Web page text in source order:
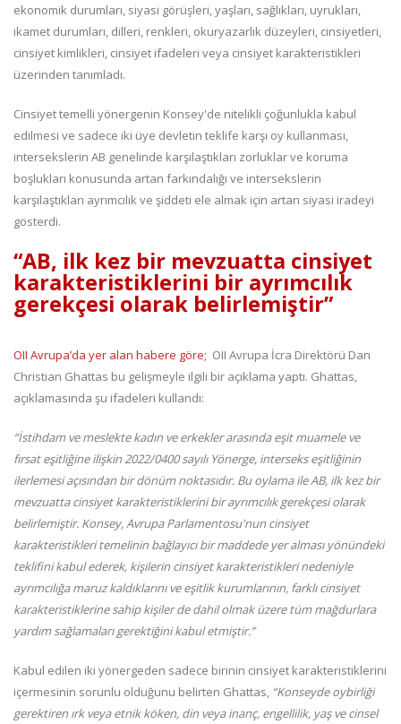
ekonomik durumları, siyasi görüşleri, yaşları, sağlıkları, uyrukları,
ikamet durumları, dilleri, renkleri, okuryazarlık düzeyleri, cinsiyetleri,
cinsiyet kimlikleri, cinsiyet ifadeleri veya cinsiyet karakteristikleri
üzerinden tanımladı.
Cinsiyet temelli yönergenin Konsey'de nitelikli çoğunlukla kabul
edilmesi ve sadece iki üye devletin teklife karşı oy kullanması,
intersekslerin AB genelinde karşılaştıkları zorluklar ve koruma
boşlukları konusunda artan farkındalığı ve intersekslerin
karşılaştıkları ayrımcılık ve şiddeti ele almak için artan siyasi iradeyi
gösterdi.
“AB, ilk kez bir mevzuatta cinsiyet
karakteristiklerini bir ayrımcılık
gerekçesi olarak belirlemiştir”
OII Avrupa’da yer alan habere göre; OII Avrupa İcra Direktörü Dan
Christian Ghattas bu gelişmeyle ilgili bir açıklama yaptı. Ghattas,
açıklamasında şu ifadeleri kullandı:
“İstihdam ve meslekte kadın ve erkekler arasında eşit muamele ve
fırsat eşitliğine ilişkin 2022/0400 sayılı Yönerge, interseks eşitliğinin
ilerlemesi açısından bir dönüm noktasıdır. Bu oylama ile AB, ilk kez bir
mevzuatta cinsiyet karakteristiklerini bir ayrımcılık gerekçesi olarak
belirlemiştir. Konsey, Avrupa Parlamentosu'nun cinsiyet
karakteristikleri temelinin bağlayıcı bir maddede yer alması yönündeki
teklifini kabul ederek, kişilerin cinsiyet karakteristikleri nedeniyle
ayrımcılığa maruz kaldıklarını ve eşitlik kurumlarının, farklı cinsiyet
karakteristiklerine sahip kişiler de dahil olmak üzere tüm mağdurlara
yardım sağlamaları gerektiğini kabul etmiştir.”
Kabul edilen iki yönergeden sadece birinin cinsiyet karakteristiklerini
içermesinin sorunlu olduğunu belirten Ghattas, “Konseyde oybirliği
gerektiren ırk veya etnik köken, din veya inanç, engellilik, yaş ve cinsel